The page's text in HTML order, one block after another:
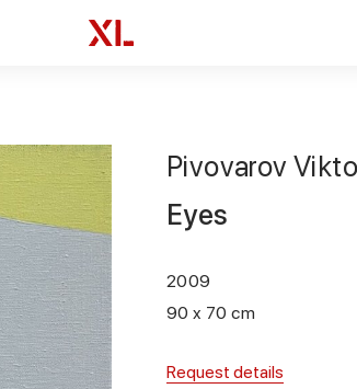
Pivovarov
Eyes
2009
90 x 70 cm
Request details